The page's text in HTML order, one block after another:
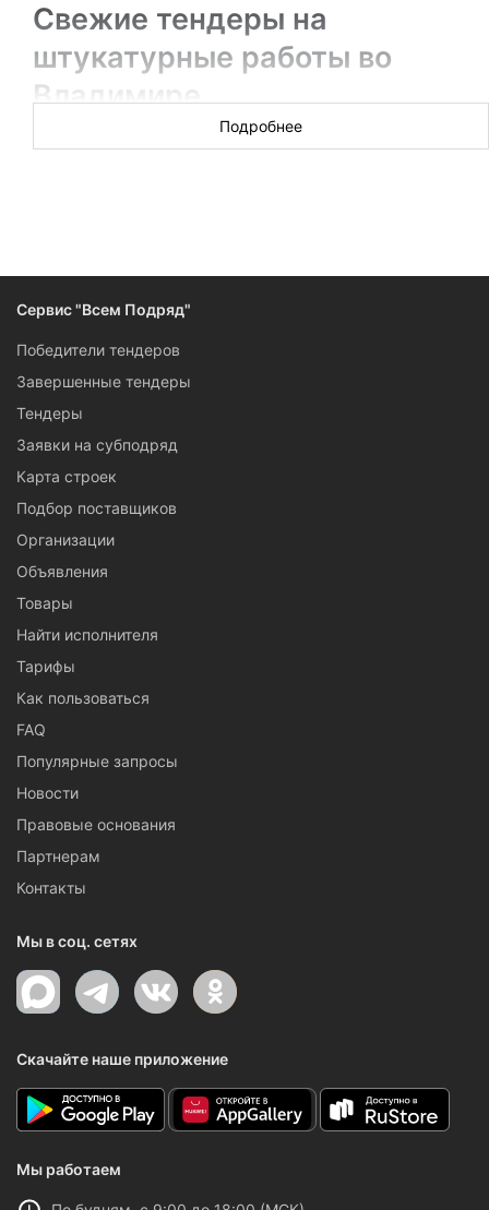
Свежие тендеры на
штукатурные работы во
Владимире
Новых торгов за сегодня: 29Подробнее
Сервис "Всем Подряд"
Победители тендеров
Завершенные тендеры
Тендеры
Заявки на субподряд
Карта строек
Подбор поставщиков
Организации
Объявления
Товары
Найти исполнителя
Тарифы
Как пользоваться
FAQ
Популярные запросы
Новости
Правовые основания
Партнерам
Контакты
Мы в соц. сетях
Скачайте наше приложение
Мы работаем